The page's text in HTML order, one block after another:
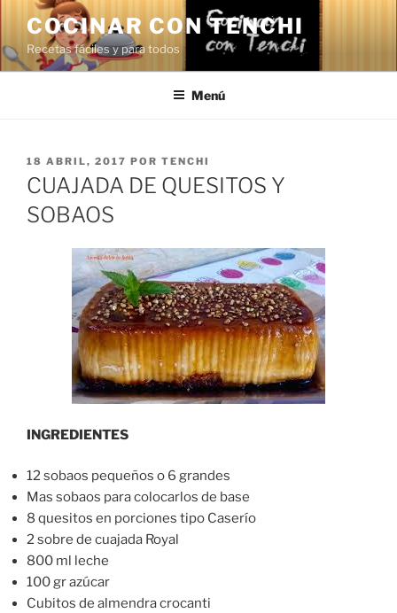
Saltar
contenido
COCINAR CON TENCHI
Recetas fáciles y para todos
Menú
PUBLICADO
EL
18 ABRIL, 2017 POR TENCHI
CUAJADA DE QUESITOS Y
SOBAOS
INGREDIENTES
12 sobaos pequeños o 6 grandes
Mas sobaos para colocarlos de base
8 quesitos en porciones tipo Caserío
2 sobre de cuajada Royal
800 ml leche
100 gr azúcar
Cubitos de almendra crocanti